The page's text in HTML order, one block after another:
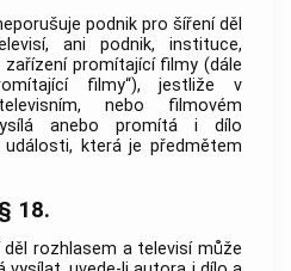
podnik pro šíření děl
ani podnik, instituce,
zařízení promítající filmy (dále
filmy“), jestliže v
nebo filmovém
anebo promítá i dílo
která je předmětem
§ 18.
děl rozhlasem a televisí může